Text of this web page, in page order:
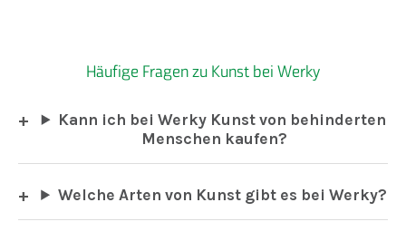
Häufige Fragen zu Kunst bei Werky
Kann ich bei Werky Kunst von behinderten
Menschen kaufen?
Welche Arten von Kunst gibt es bei Werky?